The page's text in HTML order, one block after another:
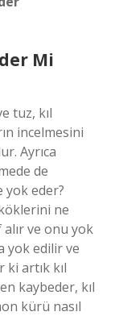
Mi
tuz, kıl
incelmesini
Ayrıca
de
eder?
ne
alır ve onu yok
yok edilir ve
artık kıl
kaybeder, kıl
kürü nasıl